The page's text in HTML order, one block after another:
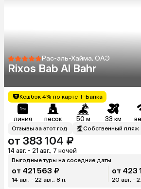
Рас-аль-Хайма, ОАЭ
Rixos Bab Al Bahr
Кешбэк 4% по карте Т-Банка
линия песок 50 м 33 км
Отзывы за этот год Собственный пляж
от 383 104 ₽
14 авг. - 21 авг., 7 ночей
Выгодные туры на соседние даты
от 421 563 ₽
14 авг. - 22 авг., 8 н.
от 423
20 авг. -